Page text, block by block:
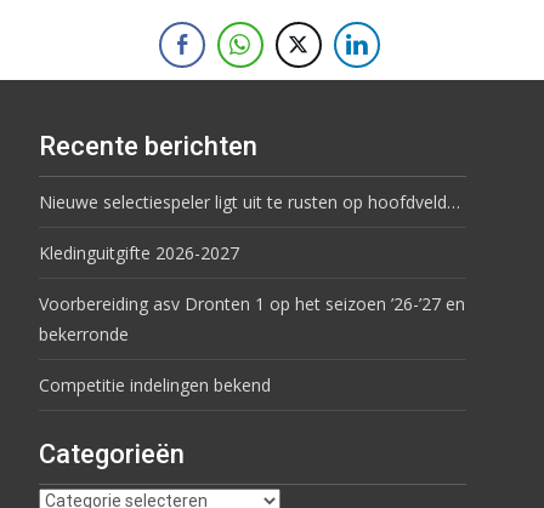
Recente berichten
Nieuwe selectiespeler ligt uit te rusten op hoofdveld…
Kledinguitgifte 2026-2027
Voorbereiding asv Dronten 1 op het seizoen ’26-’27 en
bekerronde
Competitie indelingen bekend
Categorieën